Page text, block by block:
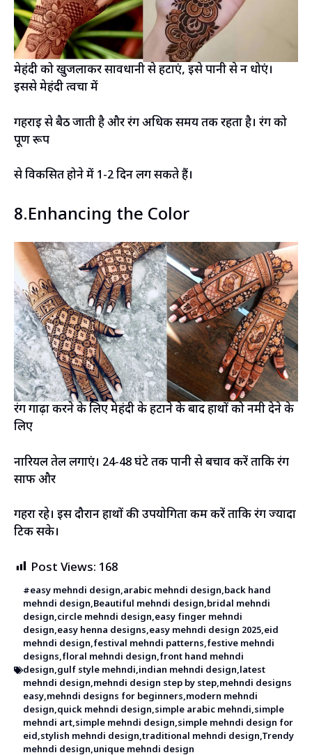
मेहंदी को खुजलाकर सावधानी से हटाएं, इसे पानी से न धोएं।
इससे मेहंदी त्वचा में
गहराई से बैठ जाती है और रंग अधिक समय तक रहता है। रंग को
पूर्ण रूप
से विकसित होने में 1-2 दिन लग सकते हैं।
8.Enhancing the Color
रंग गाढ़ा करने के लिए मेहंदी के हटाने के बाद हाथों को नमी देने के
लिए
नारियल तेल लगाएं। 24-48 घंटे तक पानी से बचाव करें ताकि रंग
साफ और
गहरा रहे। इस दौरान हाथों की उपयोगिता कम करें ताकि रंग ज्यादा
टिक सके।
Post Views: 168
#easy mehndi design,arabic mehndi design,back hand
mehndi design,Beautiful mehndi design,bridal mehndi
design,circle mehndi design,easy finger mehndi
design,easy henna designs,easy mehndi design 2025,eid
mehndi design,festival mehndi patterns,festive mehndi
designs,floral mehndi design,front hand mehndi
design,gulf style mehndi,indian mehndi design,latest
mehndi design,mehndi design step by step,mehndi designs
easy,mehndi designs for beginners,modern mehndi
design,quick mehndi design,simple arabic mehndi,simple
mehndi art,simple mehndi design,simple mehndi design for
eid,stylish mehndi design,traditional mehndi design,Trendy
mehndi design,unique mehndi design